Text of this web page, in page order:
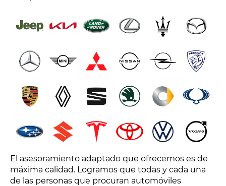
El asesoramiento adaptado que ofrecemos es de
máxima calidad. Logramos que todas y cada una
de las personas que procuran automóviles